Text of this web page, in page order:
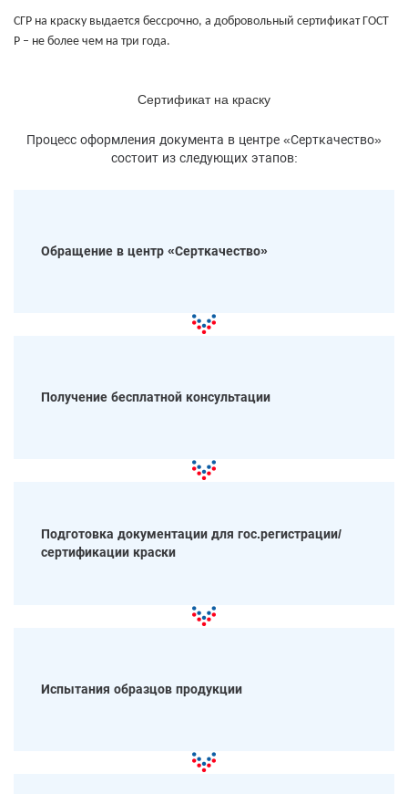
СГР на краску выдается бессрочно, а добровольный сертификат ГОСТ
Р – не более чем на три года.
Сертификат на краску
Процесс оформления документа в центре «Серткачество»
состоит из следующих этапов:
Обращение в центр «Серткачество»
Получение бесплатной консультации
Подготовка документации для гос.регистрации/
сертификации краски
Испытания образцов продукции